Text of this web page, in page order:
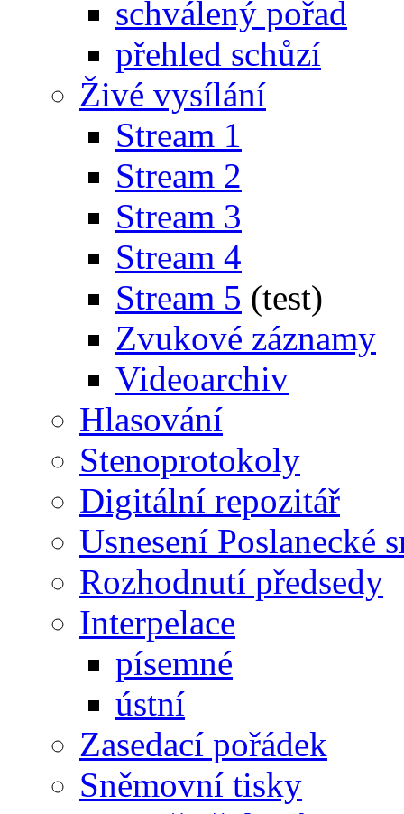
schválený pořad
přehled schůzí
Živé vysílání
Stream 1
Stream 2
Stream 3
Stream 4
Stream 5 (test)
Zvukové záznamy
Videoarchiv
Hlasování
Stenoprotokoly
Digitální repozitář
Usnesení Poslanecké
Rozhodnutí předsedy
Interpelace
písemné
ústní
Zasedací pořádek
Sněmovní tisky